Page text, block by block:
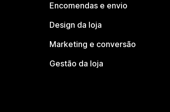
Encomendas e envio
Design da loja
Marketing e conversão
Gestão da loja